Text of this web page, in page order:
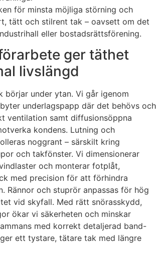
för minsta möjliga störning och
tätt och stilrent tak – oavsett om det
eller bostadsrättsförening.
ger täthet
livslängd
börjar under ytan. Vi går igenom
underlagspapp där det behövs och
ventilation samt diffusionsöppna
kondens. Lutning och
noggrant – särskilt kring
och takfönster. Vi dimensionerar
och monterar fotplåt,
med precision för att förhindra
Rännor och stuprör anpassas för hög
vid skyfall. Med rätt snörasskydd,
ökar vi säkerheten och minskar
med korrekt detaljerad band-
ett tystare, tätare tak med längre